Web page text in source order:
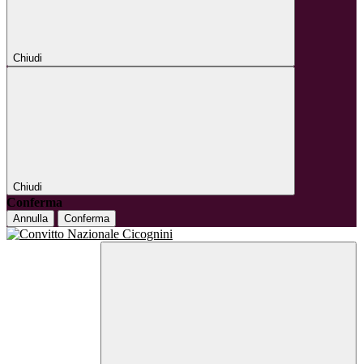
Chiudi
Chiudi
Conferma
Annulla Conferma